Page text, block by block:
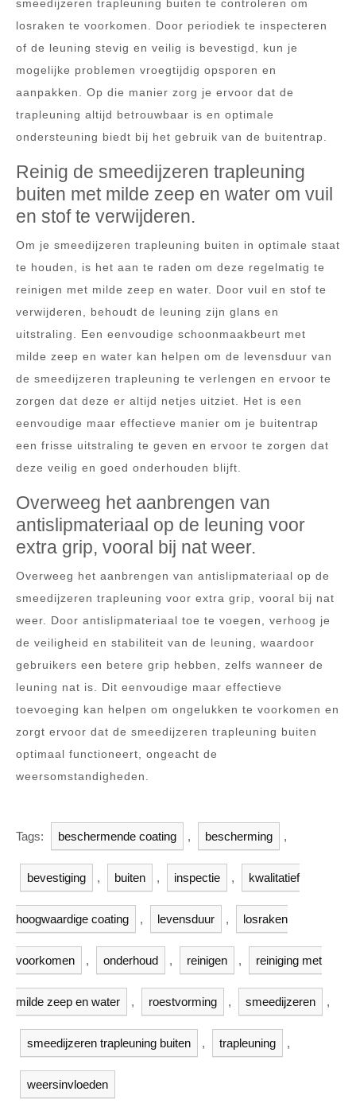
smeedijzeren trapleuning buiten te controleren om
losraken te voorkomen. Door periodiek te inspecteren
of de leuning stevig en veilig is bevestigd, kun je
mogelijke problemen vroegtijdig opsporen en
aanpakken. Op die manier zorg je ervoor dat de
trapleuning altijd betrouwbaar is en optimale
ondersteuning biedt bij het gebruik van de buitentrap.
Reinig de smeedijzeren trapleuning
buiten met milde zeep en water om vuil
en stof te verwijderen.
Om je smeedijzeren trapleuning buiten in optimale staat
te houden, is het aan te raden om deze regelmatig te
reinigen met milde zeep en water. Door vuil en stof te
verwijderen, behoudt de leuning zijn glans en
uitstraling. Een eenvoudige schoonmaakbeurt met
milde zeep en water kan helpen om de levensduur van
de smeedijzeren trapleuning te verlengen en ervoor te
zorgen dat deze er altijd netjes uitziet. Het is een
eenvoudige maar effectieve manier om je buitentrap
een frisse uitstraling te geven en ervoor te zorgen dat
deze veilig en goed onderhouden blijft.
Overweeg het aanbrengen van
antislipmateriaal op de leuning voor
extra grip, vooral bij nat weer.
Overweeg het aanbrengen van antislipmateriaal op de
smeedijzeren trapleuning voor extra grip, vooral bij nat
weer. Door antislipmateriaal toe te voegen, verhoog je
de veiligheid en stabiliteit van de leuning, waardoor
gebruikers een betere grip hebben, zelfs wanneer de
leuning nat is. Dit eenvoudige maar effectieve
toevoeging kan helpen om ongelukken te voorkomen en
zorgt ervoor dat de smeedijzeren trapleuning buiten
optimaal functioneert, ongeacht de
weersomstandigheden.
Tags: beschermende coating , bescherming ,
bevestiging , buiten , inspectie , kwalitatief
hoogwaardige coating , levensduur , losraken
voorkomen , onderhoud , reinigen , reiniging met
milde zeep en water , roestvorming , smeedijzeren ,
smeedijzeren trapleuning buiten , trapleuning ,
weersinvloeden